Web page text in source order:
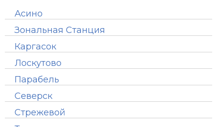
Асино
Зональная Станция
Каргасок
Лоскутово
Парабель
Северск
Стрежевой